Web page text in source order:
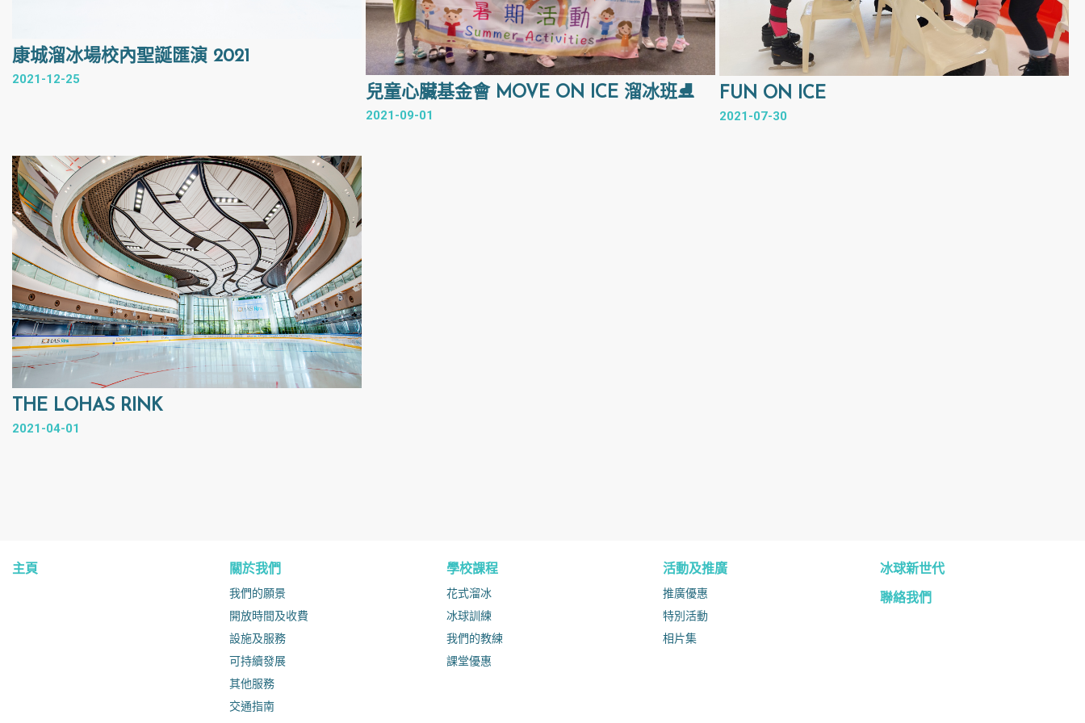
康城溜冰場校內聖誕匯演 2021
2021-12-25
兒童心臟基金會 MOVE ON ICE 溜冰班⛸
2021-09-01
FUN ON ICE
2021-07-30
THE LOHAS RINK
2021-04-01
主頁 關於我們
我們的願景
開放時間及收費
設施及服務
可持續發展
其他服務
交通指南
學校課程
花式溜冰
冰球訓練
我們的教練
課堂優惠
活動及推廣
推廣優惠
特別活動
相片集
冰球新世代
聯絡我們